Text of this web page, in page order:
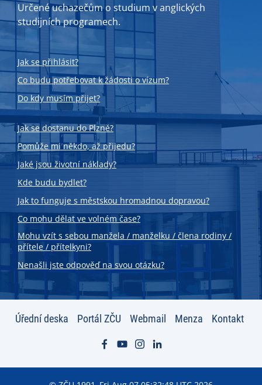
Určené uchazečům o studium v anglických
studijních programech.
Jak se přihlásit?
Co budu potřebovat k žádosti o vízum?
Do kdy musím přijet?
Jak se dostanu do Plzně?
Pomůže mi někdo, až přijedu?
Jaké jsou životní náklady?
Kde budu bydlet?
Jak to funguje s městskou hromadnou dopravou?
Co mohu dělat ve volném čase?
Mohu vzít s sebou manžela / manželku / člena rodiny /
přítele / přítelkyni?
Nenašli jste odpověď na svou otázku?
Úřední deska Portál ZČU Webmail Menza Kontakt